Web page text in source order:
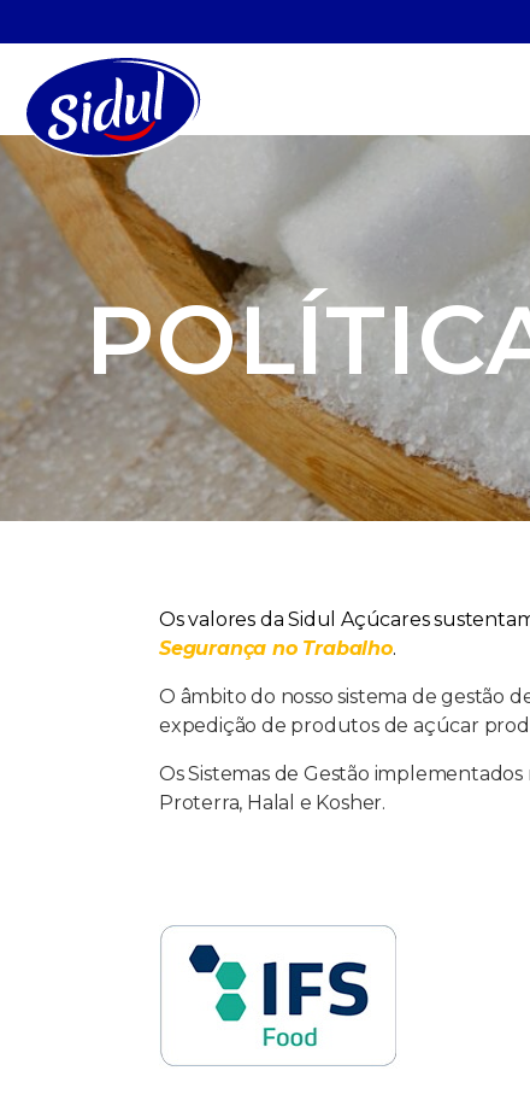
Os valores da Sidul Açúcares
Segurança no Trabalho.
O âmbito do nosso sistema de gestão
expedição de produtos de açúcar
Os Sistemas de Gestão
Proterra, Halal e Kosher.